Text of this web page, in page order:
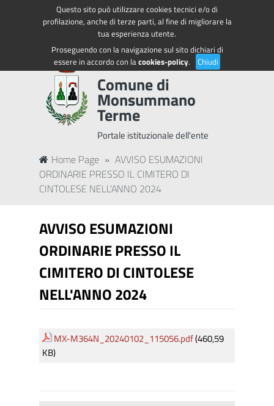
Questo sito può utilizzare cookies tecnici e/o di
profilazione, anche di terze parti, al fine di migliorare la
tua esperienza utente.
Proseguendo con la navigazione sul sito dichiari di
essere in accordo con lacookies-policy. Chiudi
Regione Toscana Accedi ai servizi
Comune di
Monsummano
Terme
Portale istituzionale dell'ente
Home Page » AVVISO ESUMAZIONI
ORDINARIE PRESSO IL CIMITERO DI
CINTOLESE NELL'ANNO 2024
AVVISO ESUMAZIONI
ORDINARIE PRESSO IL
CIMITERO DI CINTOLESE
NELL'ANNO 2024
MX-M364N_20240102_115056.pdf(460,59
KB)